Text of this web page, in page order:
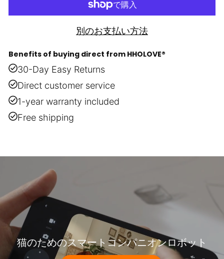
別のお支払い方法
Benefits of buying direct from HHOLOVE®
30-Day Easy Returns
Direct customer service
1-year warranty included
Free shipping
猫のためのスマートコンパニオンロボット